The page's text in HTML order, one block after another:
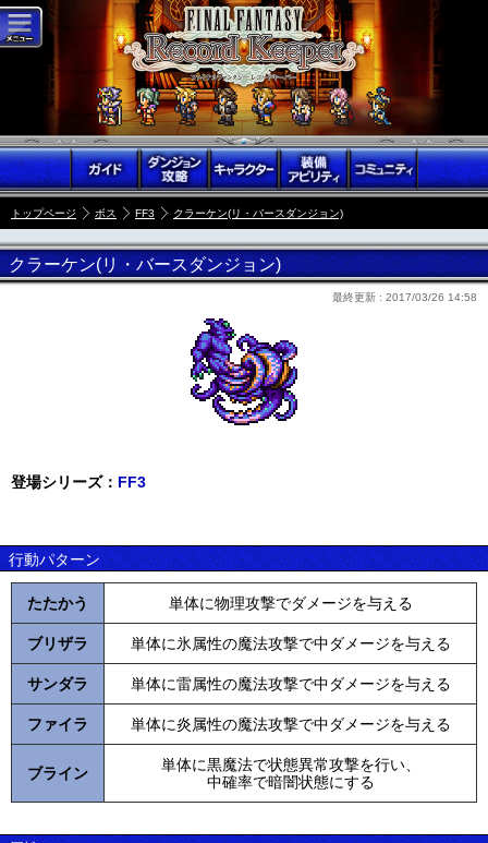
トップページ ボス FF3 クラーケン(リ・バースダンジョン)
クラーケン(リ・バースダンジョン)
最終更新 : 2017/03/26 14:58
登場シリーズ： FF3
行動パターン
たたかう 単体に物理攻撃でダメージを与える
ブリザラ 単体に氷属性の魔法攻撃で中ダメージを与える
サンダラ 単体に雷属性の魔法攻撃で中ダメージを与える
ファイラ 単体に炎属性の魔法攻撃で中ダメージを与える
ブライン
単体に黒魔法で状態異常攻撃を行い、
中確率で暗闇状態にする